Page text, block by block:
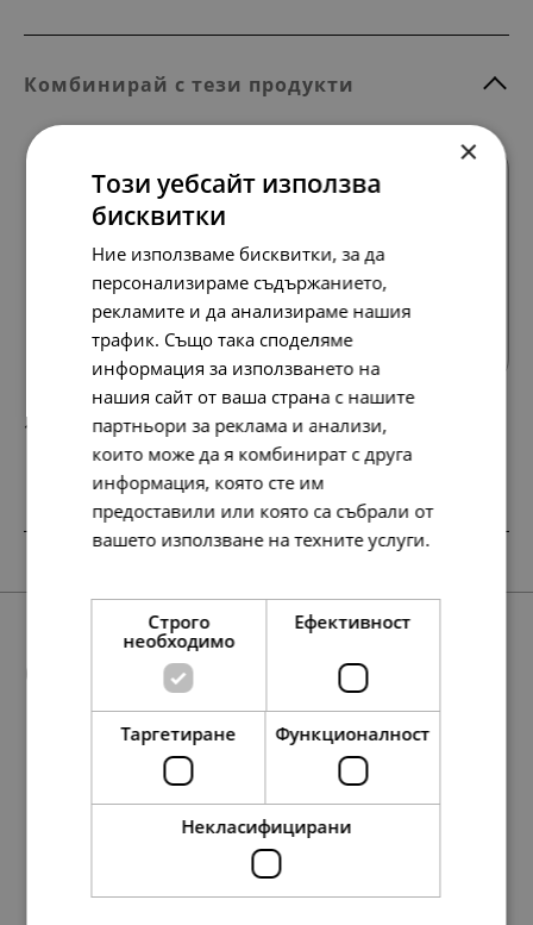
Комбинирай с тези продукти
177. 91.00 €
68.45 лв. 35.00 €
лв. 99.00 € 258.17 лв. 132.00 €
лв. 65.00 € 97.79 лв. 50.00 €
лв. 111.00 € 138.86 лв. 71.00 €
лв. 99.00 € 217.10 лв. 111.00 €
Още предложения
×
Този уебсайт използва
бисквитки
Ние използваме бисквитки, за да
персонализираме съдържанието,
рекламите и да анализираме нашия
трафик. Също така споделяме
информация за използването на
нашия сайт от ваша страна с нашите
партньори за реклама и анализи,
които може да я комбинират с друга
информация, която сте им
предоставили или която са събрали от
вашето използване на техните услуги.
Строго
необходимо
Ефективност
Таргетиране Функционалност
Некласифицирани